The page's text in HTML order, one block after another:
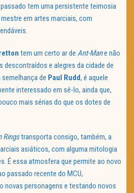
tem uma persistente teimosia
em artes marciais, com
tem um certo ar de Ant-Mane não
descontraídos e alegres da cidade de
semelhança de Paul Rudd, é aquele
interessado em sê-lo, ainda que,
mais sérias do que os dotes de
Ringstransporta consigo, também, a
asiáticos, com alguma mitologia
É essa atmosfera que permite ao novo
passado recente do MCU,
novas personagens e testando novos